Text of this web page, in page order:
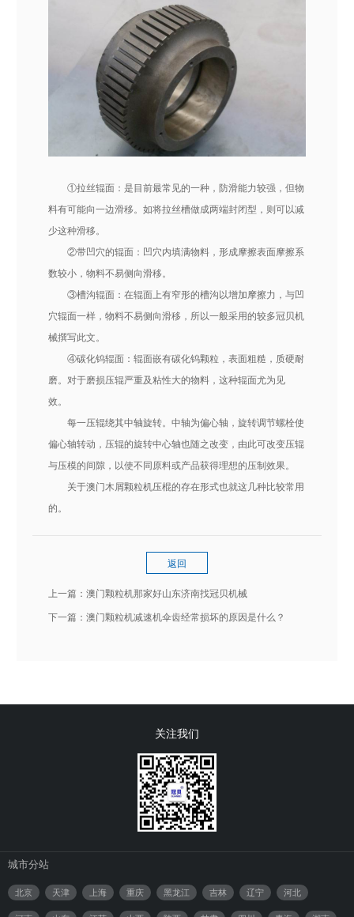
①拉丝辊面：是目前最常见的一种，防滑能力较强，但物
料有可能向一边滑移。如将拉丝槽做成两端封闭型，则可以减
少这种滑移。
②带凹穴的辊面：凹穴内填满物料，形成摩擦表面摩擦系
数较小，物料不易侧向滑移。
③槽沟辊面：在辊面上有窄形的槽沟以增加摩擦力，与凹
穴辊面一样，物料不易侧向滑移，所以一般采用的较多冠贝机
械撰写此文。
④碳化钨辊面：辊面嵌有碳化钨颗粒，表面粗糙，质硬耐
磨。对于磨损压辊严重及粘性大的物料，这种辊面尤为见
效。
每一压辊绕其中轴旋转。中轴为偏心轴，旋转调节螺栓使
偏心轴转动，压辊的旋转中心轴也随之改变，由此可改变压辊
与压模的间隙，以使不同原料或产品获得理想的压制效果。
关于澳门木屑颗粒机压棍的存在形式也就这几种比较常用
的。
返回
上一篇：澳门颗粒机那家好山东济南找冠贝机械
下一篇：澳门颗粒机减速机伞齿经常损坏的原因是什么？
关注我们
城市分站
北京 天津 上海 重庆 黑龙江 吉林 辽宁 河北